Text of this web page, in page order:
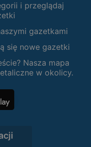
i przeglądaj
gazetkami
się nowe gazetki
Nasza mapa
w okolicy.